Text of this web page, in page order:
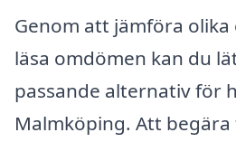
Genom att jämföra
läsa omdömen kan du
passande alternativ för
Malmköping. Att